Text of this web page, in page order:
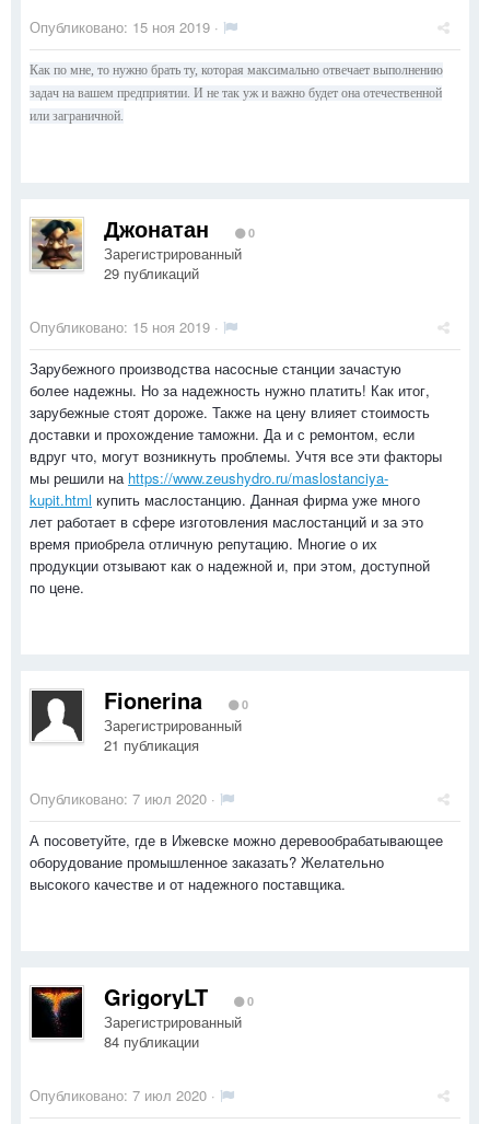
Опубликовано: 15 ноя 2019 ·
Как по мне, то нужно брать ту, которая максимально отвечает выполнению
задач на вашем предприятии. И не так уж и важно будет она отечественной
или заграничной.
Джонатан 0
Зарегистрированный
29 публикаций
Опубликовано: 15 ноя 2019 ·
Зарубежного производства насосные станции зачастую
более надежны. Но за надежность нужно платить! Как итог,
зарубежные стоят дороже. Также на цену влияет стоимость
доставки и прохождение таможни. Да и с ремонтом, если
вдруг что, могут возникнуть проблемы. Учтя все эти факторы
мы решили на https://www.zeushydro.ru/maslostanciya-
kupit.html купить маслостанцию. Данная фирма уже много
лет работает в сфере изготовления маслостанций и за это
время приобрела отличную репутацию. Многие о их
продукции отзывают как о надежной и, при этом, доступной
по цене.
Fionerina 0
Зарегистрированный
21 публикация
Опубликовано: 7 июл 2020 ·
А посоветуйте, где в Ижевске можно деревообрабатывающее
оборудование промышленное заказать? Желательно
высокого качестве и от надежного поставщика.
GrigoryLT 0
Зарегистрированный
84 публикации
Опубликовано: 7 июл 2020 ·